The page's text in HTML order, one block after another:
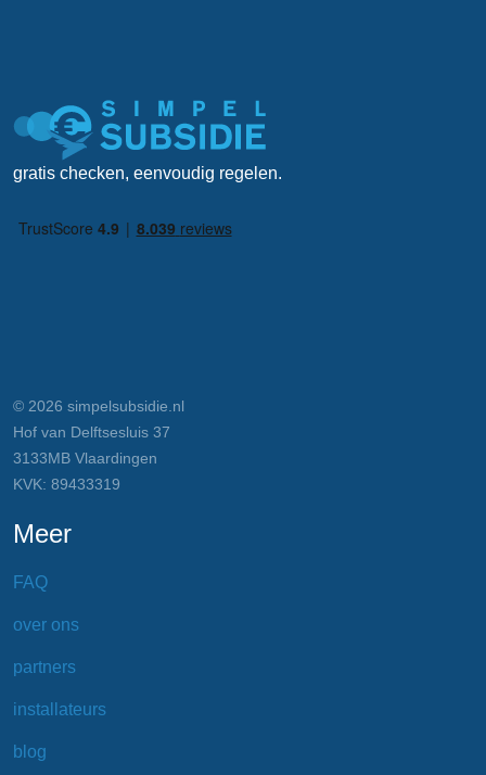
gratis checken, eenvoudig regelen.
© 2026 simpelsubsidie.nl
Hof van Delftsesluis 37
3133MB Vlaardingen
KVK: 89433319
Meer
FAQ
over ons
partners
installateurs
blog